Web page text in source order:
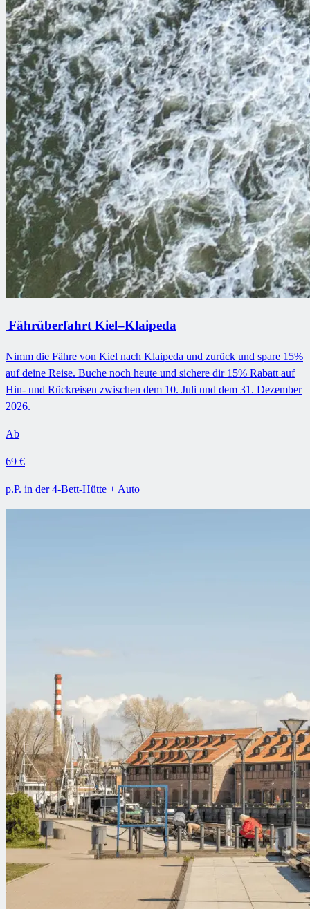
Fährüberfahrt Kiel–Klaipeda
Nimm die Fähre von Kiel nach Klaipeda und zurück und spare 15%
auf deine Reise. Buche noch heute und sichere dir 15% Rabatt auf
Hin- und Rückreisen zwischen dem 10. Juli und dem 31. Dezember
2026.
Ab
69 €
p.P. in der 4-Bett-Hütte + Auto